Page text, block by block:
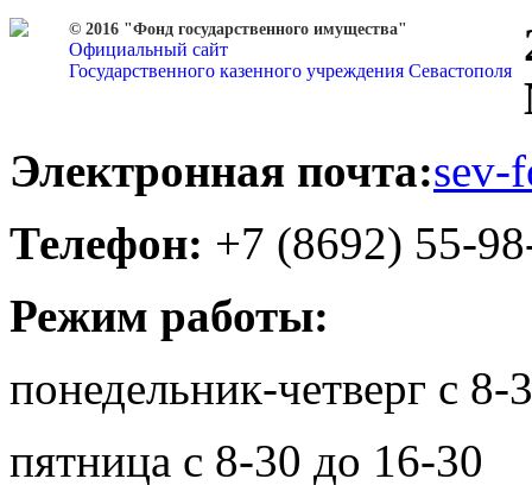
© 2016 "Фонд государственного имущества"
Официальный сайт
Государственного казенного учреждения Севастополя
Электронная почта:sev-
Телефон: +7 (8692) 55-
Режим работы:
понедельник-четверг с
пятница с 8-30 до 16-30